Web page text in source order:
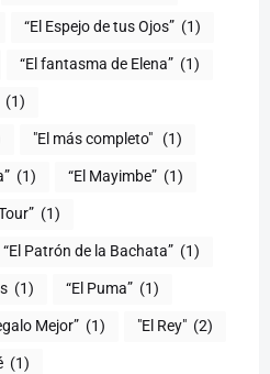
“El Espejo de tus Ojos” (1)
“El fantasma de Elena” (1)
(1)
"El más completo" ​ (1)
(1) “El Mayimbe” (1)
(1)
“El Patrón de la Bachata” (1)
(1) “El Puma” (1)
Mejor” (1) "El Rey" (2)
(1)